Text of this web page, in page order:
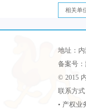
相关单
地址：
备案号：
© 2015
联系方式
• 产权